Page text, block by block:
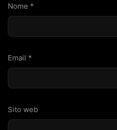
Nome *
Email *
Sito web